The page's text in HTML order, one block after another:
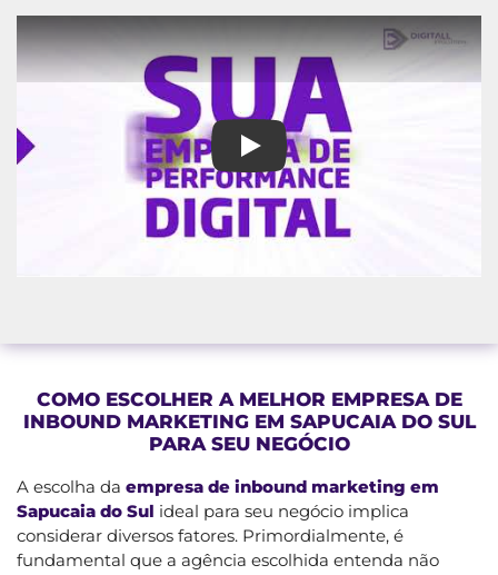
Empresa de Inbound
COMO ESCOLHER A MELHOR EMPRESA DE
INBOUND MARKETING EM SAPUCAIA DO SUL
PARA SEU NEGÓCIO
A escolha da empresa de inbound marketing em
Sapucaia do Sul ideal para seu negócio implica
considerar diversos fatores. Primordialmente, é
fundamental que a agência escolhida entenda não